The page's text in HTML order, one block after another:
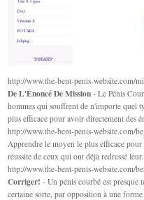
http://www.the-bent-penis-website.com/
De L'Énoncé De Mission - Le Pénis
hommes qui souffrent de n'importe quel
plus efficace pour avoir directement des
http://www.the-bent-penis-website.com/
Apprendre le moyen le plus efficace
réussite de ceux qui ont déjà redressé
http://www.the-bent-penis-website.com/
Corriger! - Un pénis courbé est presque
certaine sorte, par opposition à une